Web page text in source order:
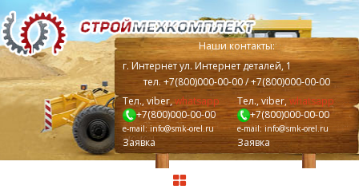
Наши контакты:
г. Интернетул. Интернет деталей, 1
тел.+7(800)000-00-00/ +7(800)000-00-00
Тел., viber,whatsapp
+7(800)000-00-00
e-mail: info@smk-orel.ru
Заявка
Тел., viber,whatsapp
+7(800)000-00-00
e-mail:info@smk-orel.ru
Заявка